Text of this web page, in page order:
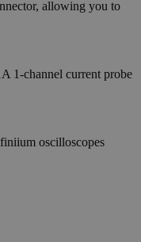
allowing you to
1-channel current probe
oscilloscopes